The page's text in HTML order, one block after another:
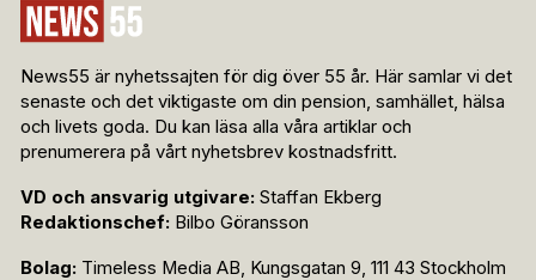
News55 är nyhetssajten för dig över 55 år. Här samlar vi det
senaste och det viktigaste om din pension, samhället, hälsa
och livets goda. Du kan läsa alla våra artiklar och
prenumerera på vårt nyhetsbrev kostnadsfritt.
VD och ansvarig utgivare: Staffan Ekberg
Redaktionschef: Bilbo Göransson
Bolag: Timeless Media AB, Kungsgatan 9, 111 43 Stockholm